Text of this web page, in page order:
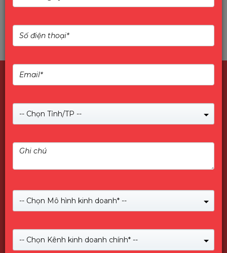
Giới Thiệu về PNY
-- Chọn Tỉnh/TP --
-- Chọn Mô hình kinh doanh* --
-- Chọn Kênh kinh doanh chính* --